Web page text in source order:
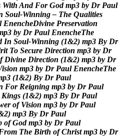
With And For God mp3 by Dr Paul
Soul-Winning – The Qualities
l EnencheDivine Preservation
p3 by Dr Paul EnencheThe
In Soul-Winning (1&2) mp3 By Dr
rit To Secure Direction mp3 by Dr
f Divine Direction (1&2) mp3 by Dr
ision mp3 by Dr Paul EnencheThe
p3 (1&2) By Dr Paul
For Reigning mp3 by Dr Paul
Kings (1&2) mp3 By Dr Paul
er of Vision mp3 by Dr Paul
2) mp3 By Dr Paul
of God mp3 by Dr Paul
rom The Birth of Christ mp3 by Dr